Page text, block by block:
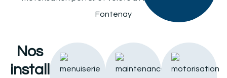
Nos
installations